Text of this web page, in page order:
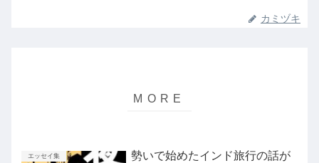
カミヅキ
エッセイ集
勢いで始めたインド旅行の話が